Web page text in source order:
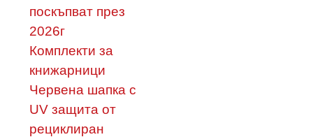
поскъпват през
2026г
Комплекти за
книжарници
Червена шапка с
UV защита от
рециклиран